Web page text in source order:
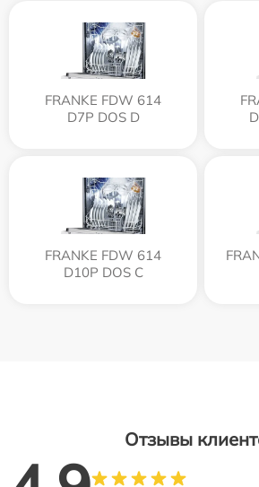
FRANKE FDW 614
D7P DOS D
FRANKE FDW 614
D10P DOS C
Отзывы